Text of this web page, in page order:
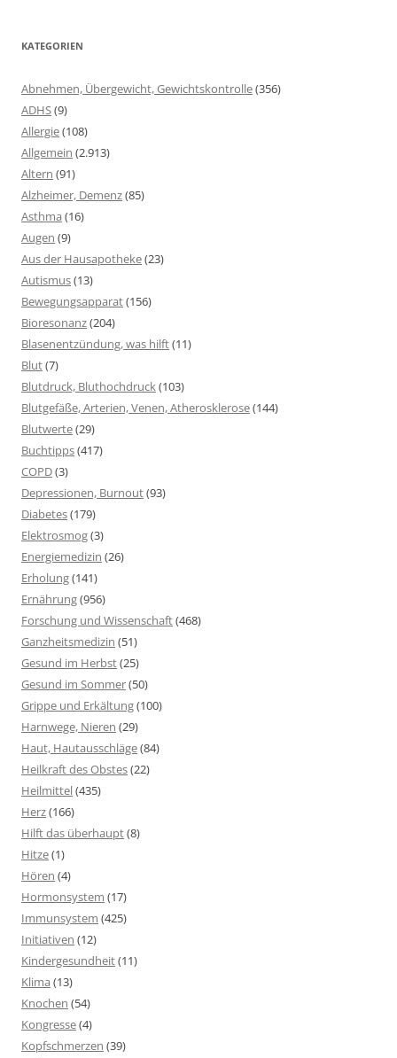
KATEGORIEN
Abnehmen, Übergewicht, Gewichtskontrolle(356)
ADHS(9)
Allergie(108)
Allgemein (2.913)
Altern (91)
Alzheimer, Demenz(85)
Asthma (16)
Augen (9)
Aus der Hausapotheke(23)
Autismus(13)
Bewegungsapparat(156)
Bioresonanz(204)
Blasenentzündung, was hilft(11)
Blut(7)
Blutdruck, Bluthochdruck(103)
Blutgefäße, Arterien, Venen, Atherosklerose(144)
Blutwerte(29)
Buchtipps(417)
COPD(3)
Depressionen, Burnout(93)
Diabetes(179)
Elektrosmog(3)
Energiemedizin (26)
Erholung(141)
Ernährung(956)
Forschung und Wissenschaft(468)
Ganzheitsmedizin (51)
Gesund im Herbst(25)
Gesund im Sommer(50)
Grippe und Erkältung(100)
Harnwege, Nieren (29)
Haut, Hautausschläge(84)
Heilkraft des Obstes(22)
Heilmittel(435)
Herz(166)
Hilft das überhaupt(8)
Hitze(1)
Hören (4)
Hormonsystem (17)
Immunsystem (425)
Initiativen (12)
Kindergesundheit(11)
Klima (13)
Knochen (54)
Kongresse(4)
Kopfschmerzen (39)